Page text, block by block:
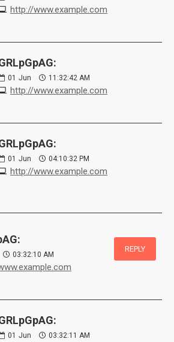
http://www.example.com
01 Jun 11:32:42 AM
http://www.example.com
01 Jun 04:10:32 PM
http://www.example.com
03:32:10 AM
REPLY
01 Jun 03:32:11 AM